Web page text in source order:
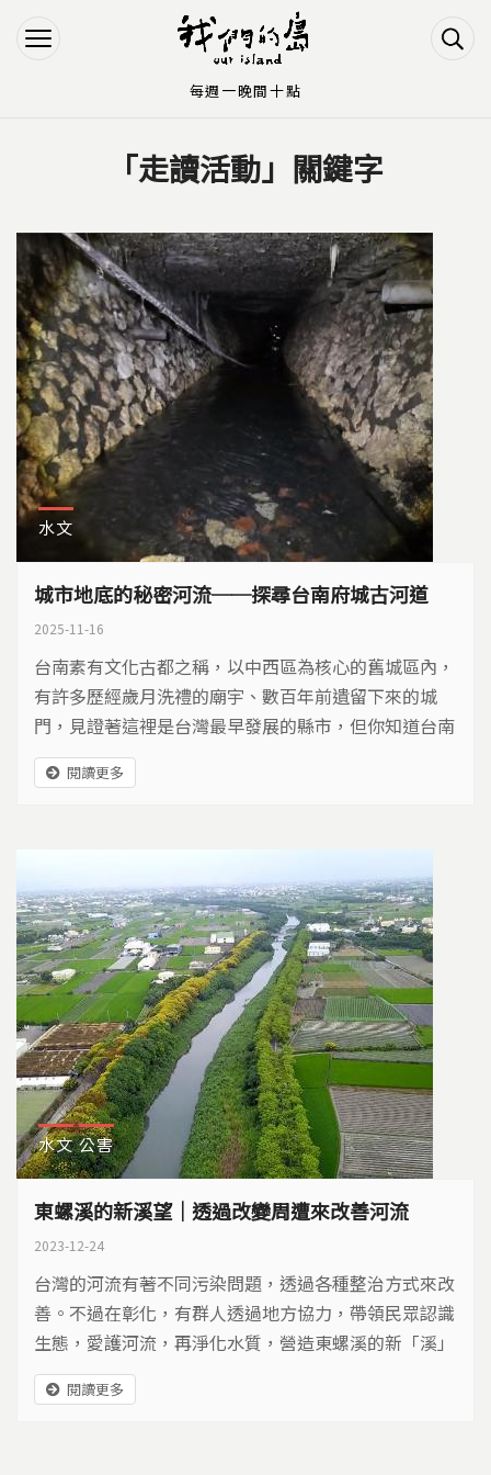
Jump to Navigation
Jump to Main content
「走讀活動」關鍵字
水文
城市地底的秘密河流──探尋台南府城古河道
2025-11-16
台南素有文化古都之稱，以中西區為核心的舊城區內，
有許多歷經歲月洗禮的廟宇、數百年前遺留下來的城
門，見證著這裡是台灣最早發展的縣市，但你知道台南
除了地面上的古蹟，地底下也隱藏著古河道嗎？
閱讀更多
水文 公害
東螺溪的新溪望｜透過改變周遭來改善河流
2023-12-24
台灣的河流有著不同污染問題，透過各種整治方式來改
善。不過在彰化，有群人透過地方協力，帶領民眾認識
生態，愛護河流，再淨化水質，營造東螺溪的新「溪」
望。
閱讀更多
每週一晚間十點